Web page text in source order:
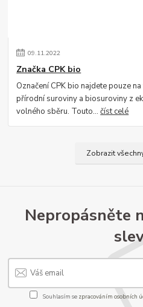
09.11.2022
Značka CPK bio
Označení CPK bio najdete pouze
přírodní suroviny a biosuroviny z
volného sběru. Touto...číst celé
Zobrazit
Nepropásněte
Souhlasím se zpracováním osobních